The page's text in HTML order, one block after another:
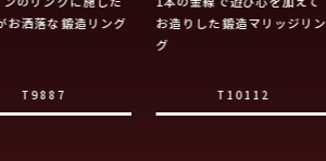
お洒落な鍛造リング
T9887
お造りした鍛造マリッジリン
グ
T10112